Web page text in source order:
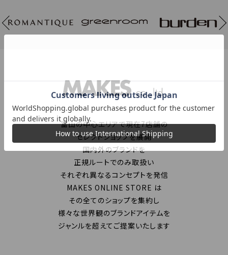
富山の中心エリアで現在7店舗の
セレクトショップを展開
国内外のブランドを
正規ルートでのみ取扱い
それぞれ異なるコンセプトを発信
MAKES ONLINE STORE は
その全てのショップを集約し
様々な世界観のブランドアイテムを
ジャンルを超えてご提案いたします